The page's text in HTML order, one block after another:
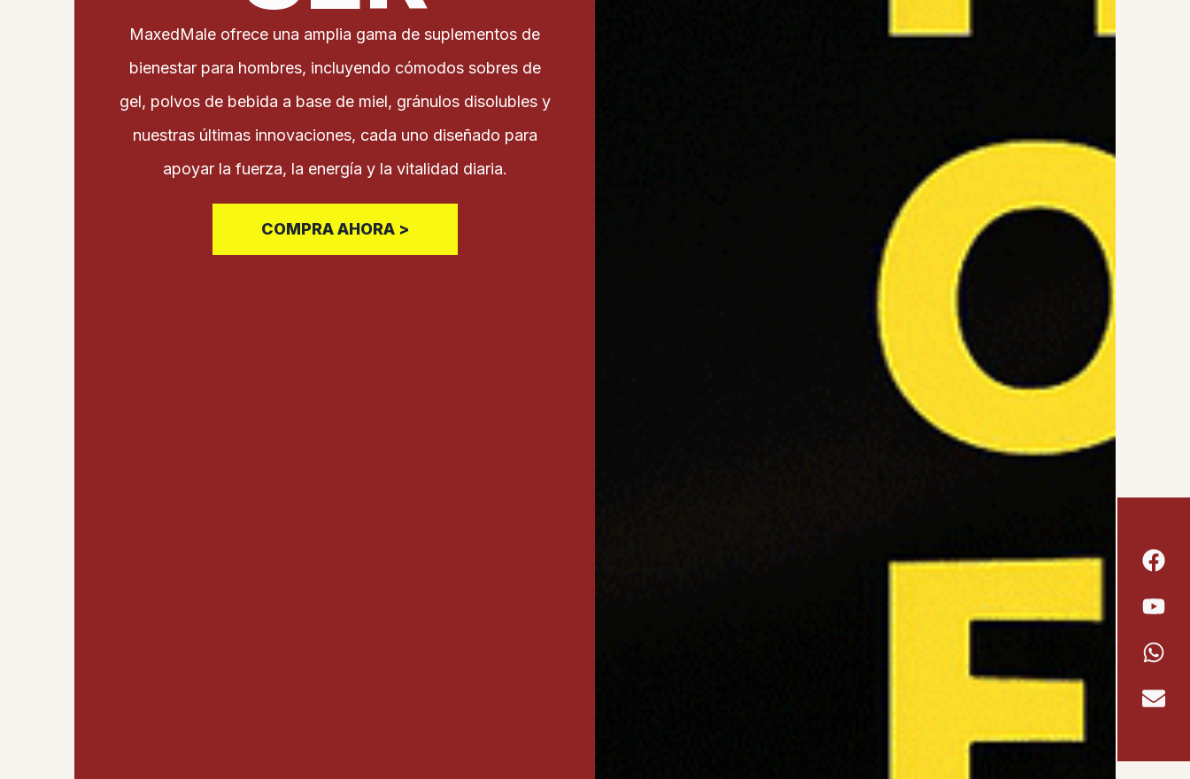
MaxedMale ofrece una amplia gama de suplementos de
bienestar para hombres, incluyendo cómodos sobres de
gel, polvos de bebida a base de miel, gránulos disolubles y
nuestras últimas innovaciones, cada uno diseñado para
apoyar la fuerza, la energía y la vitalidad diaria.
COMPRA AHORA >